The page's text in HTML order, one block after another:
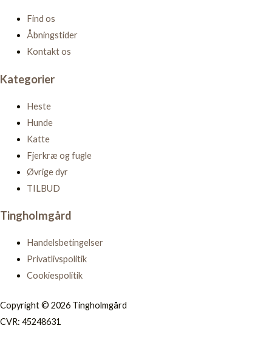
Find os
Åbningstider
Kontakt os
Kategorier
Heste
Hunde
Katte
Fjerkræ og fugle
Øvrige dyr
TILBUD
Tingholmgård
Handelsbetingelser
Privatlivspolitik
Cookiespolitik
Copyright © 2026 Tingholmgård
CVR: 45248631